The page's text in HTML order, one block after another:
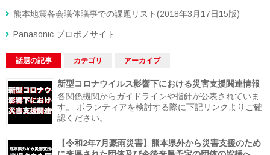
熊本地震各会議体議事での課題リスト(2018年3月17日15版)
Panasonic プロボノサイト
話題の記事 カテゴリ アーカイブ
新型コロナウイルス影響下における災害支援関連情報
各関係機関からガイドラインや指針が公表されていま
す。 ボランティアを検討する際に下記リンクよりご確
認ください。
【令和2年7月豪雨災害】熊本県外から災害支援のため